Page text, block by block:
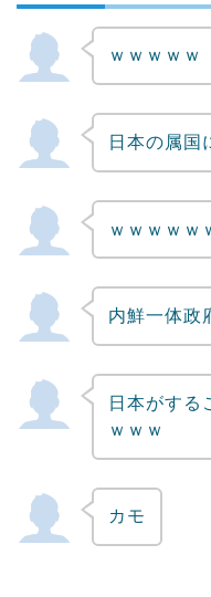
Powered byｗｗｗｗｗ
日本の属国
ｗｗｗｗｗ
内鮮一体政
日本がする
ｗｗｗ
カモ